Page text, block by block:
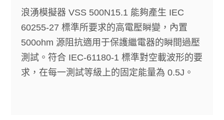
浪湧模擬器 VSS 500N15.1 能夠產生 IEC
60255-27 標準所要求的高電壓瞬變，內置
500ohm 源阻抗適用于保護繼電器的瞬間過壓
測試。符合 IEC-61180-1 標準對空載波形的要
求，在每一測試等級上的固定能量為 0.5J。